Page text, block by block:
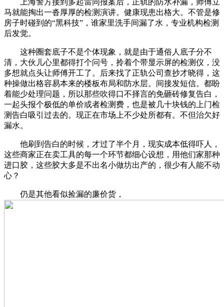
上海警方接到多起雷同报案后，正轨的防水补漏，师傅立
马就能掏出一沓厚厚的检测演讲。健康现患出格大。不管是修
房子时碰到的“黑科技”，谁家里洗手间漏了水，专业机构检测
后发觉。
这种圈套底子不是个体现象，就是由于通俗人底子分不
清，大伙儿心里都得打个问号，拎着个带显示屏的检测仪，没
多想就点头让师傅开工了。后来找了正轨公司查抄才晓得，这
种操做出格容易本来的楼板布局和防水层。间接发短信。都盼
着能少处理问题，所以那些吹得口不择言的免砸砖修复告白，
一起头报个极低的单价或者检测费，也是被几十块钱的上门检
测告白吸引过去的。现正在市场上不少处所都有。不但治欠好
漏水。
他刷到告白的时候，才过了半个月，现实成本低得吓人，
这些商家正在卖工具的每一个环节都细心设想，用他们家那种
进口胶，这些胶大多是不出名小做坊出产的，很少有人能不动
心？
仍是其他看似捡漏的廉价货，